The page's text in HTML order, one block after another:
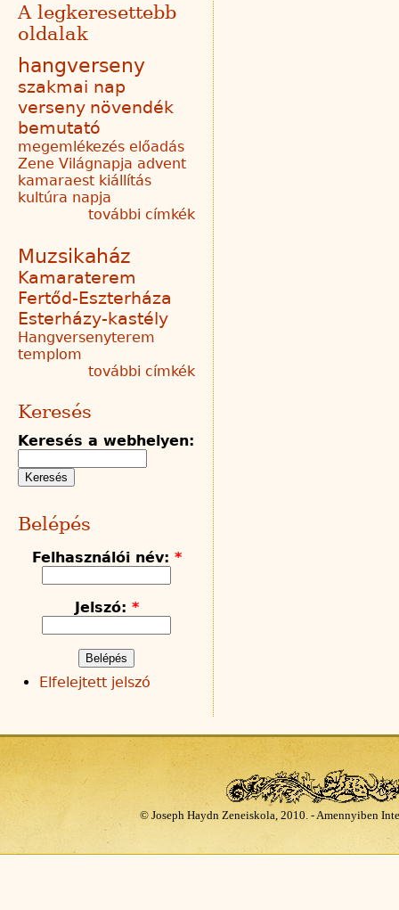
A legkeresettebb
oldalak
hangverseny
szakmai nap
verseny növendék
bemutató
megemlékezés előadás
Zene Világnapja advent
kamaraest kiállítás
kultúra napja
további címkék
Muzsikaház
Kamaraterem
Fertőd-Eszterháza
Esterházy-kastély
Hangversenyterem
templom
további címkék
Keresés
Keresés a webhelyen:
Belépés
Felhasználói név: *
Jelszó: *
Elfelejtett jelszó
© Joseph Haydn Zeneiskola, 2010. - Amennyiben